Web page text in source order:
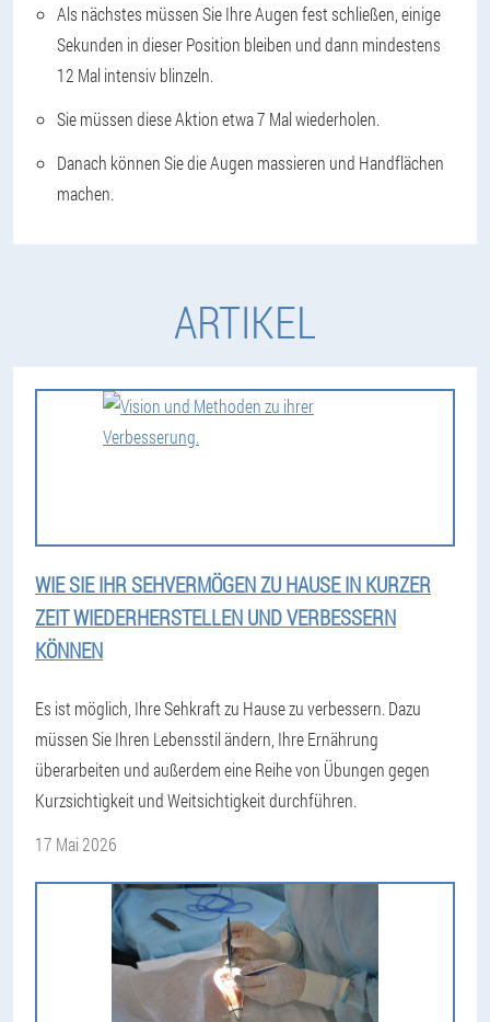
Als nächstes müssen Sie Ihre Augen fest schließen, einige
Sekunden in dieser Position bleiben und dann mindestens
12 Mal intensiv blinzeln.
Sie müssen diese Aktion etwa 7 Mal wiederholen.
Danach können Sie die Augen massieren und Handflächen
machen.
ARTIKEL
WIE SIE IHR SEHVERMÖGEN ZU HAUSE IN KURZER
ZEIT WIEDERHERSTELLEN UND VERBESSERN
KÖNNEN
Es ist möglich, Ihre Sehkraft zu Hause zu verbessern. Dazu
müssen Sie Ihren Lebensstil ändern, Ihre Ernährung
überarbeiten und außerdem eine Reihe von Übungen gegen
Kurzsichtigkeit und Weitsichtigkeit durchführen.
17 Mai 2026